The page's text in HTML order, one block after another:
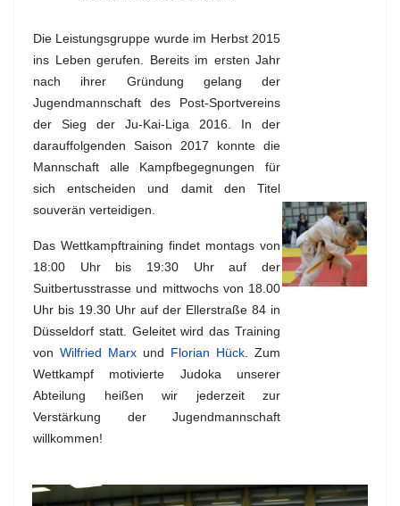
Die Leistungsgruppe wurde im Herbst 2015
ins Leben gerufen. Bereits im ersten Jahr
nach ihrer Gründung gelang der
Jugendmannschaft des Post-Sportvereins
der Sieg der Ju-Kai-Liga 2016. In der
darauffolgenden Saison 2017 konnte die
Mannschaft alle Kampfbegegnungen für
sich entscheiden und damit den Titel
souverän verteidigen.
Das Wettkampftraining findet montags von
18:00 Uhr bis 19:30 Uhr auf der
Suitbertusstrasse und mittwochs von 18.00
Uhr bis 19.30 Uhr auf der Ellerstraße 84 in
Düsseldorf statt. Geleitet wird das Training
von Wilfried Marx und Florian Hück . Zum
Wettkampf motivierte Judoka unserer
Abteilung heißen wir jederzeit zur
Verstärkung der Jugendmannschaft
willkommen!